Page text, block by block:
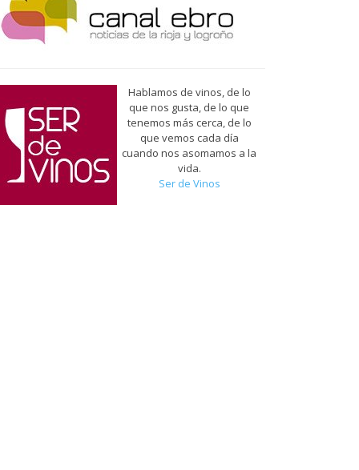
Hablamos de vinos, de lo
que nos gusta, de lo que
tenemos más cerca, de lo
que vemos cada día
cuando nos asomamos a la
vida.
Ser de Vinos